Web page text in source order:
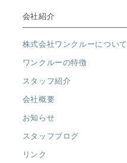
会社紹介
株式会社ワンクルーについて
ワンクルーの特徴
スタッフ紹介
会社概要
お知らせ
スタッフブログ
リンク